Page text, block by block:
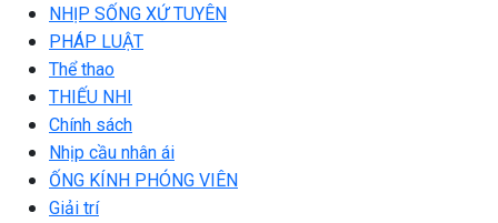
NHỊP SỐNG XỨ TUYÊN
PHÁP LUẬT
Thể thao
THIẾU NHI
Chính sách
Nhịp cầu nhân ái
ỐNG KÍNH PHÓNG VIÊN
Giải trí